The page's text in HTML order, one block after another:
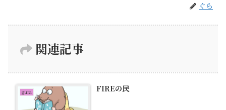
ぐら
関連記事
gura FIREの民